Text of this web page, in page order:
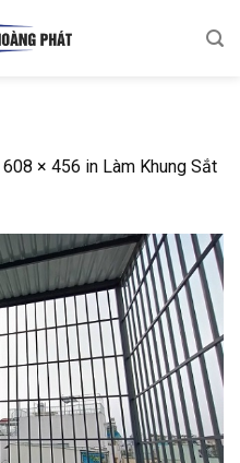
608 × 456 in Làm Khung Sắt